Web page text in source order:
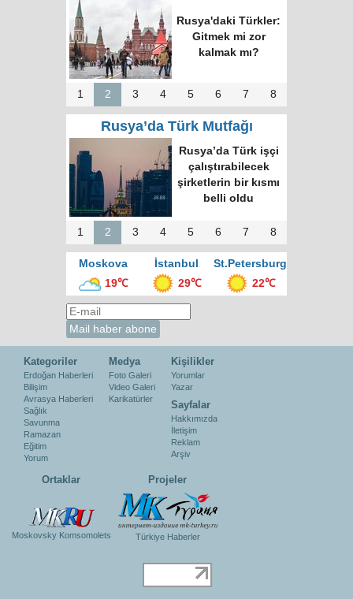
Rusya'daki Türkler:
Gitmek mi zor
kalmak mı?
1 2 3 4 5 6 7 8
Rusya’da Türk Mutfağı
Rusya’da Türk işçi
çalıştırabilecek
şirketlerin bir kısmı
belli oldu
1 2 3 4 5 6 7 8
Moskova İstanbul
St.Petersburg
19℃
29℃ 22℃
Kategoriler
Erdoğan Haberleri
Bilişim
Avrasya Haberleri
Sağlık
Savunma
Ramazan
Eğitim
Yorum
Medya
Foto Galeri
Video Galeri
Karikatürler
Kişilikler
Yorumlar
Yazar
Sayfalar
Hakkımızda
İletişim
Reklam
Arşiv
Ortaklar
Moskovsky Komsomolets
Projeler
Türkiye Haberler